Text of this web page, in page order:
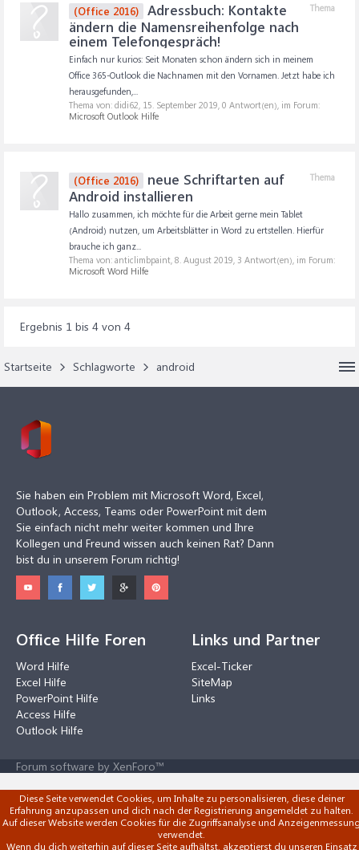
Thema
(Office 2016)
Adressbuch: Kontakte
ändern die Namensreihenfolge nach
einem Telefongespräch!
Einfach nur kurios: Seit Monaten schon ändern sich in meinem
Office 365-Outlook die Nachnamen mit den Vornamen. Jetzt habe ich
herausgefunden,...
Thema von: didi62, 15. September 2019, 0 Antwort(en), im Forum:
Microsoft Outlook Hilfe
Thema
(Office 2016)
neue Schriftarten auf
Android installieren
Hallo zusammen, ich möchte für die Arbeit gerne mein Tablet
(Android) nutzen, um Arbeitsblätter in Word zu ertstellen. Hierfür
brauche ich ganz...
Thema von: anticlimbpaint, 8. August 2019, 3 Antwort(en), im Forum:
Microsoft Word Hilfe
Ergebnis 1 bis 4 von 4
Startseite Schlagworte android
Sie haben ein Problem mit Microsoft Word, Excel,
Outlook, Access, Teams oder PowerPoint mit dem
Sie einfach nicht mehr weiter kommen und Ihre
Kollegen und Freund wissen auch keinen Rat? Dann
bist du in unserem Forum richtig!
Office Hilfe Foren
Word Hilfe
Excel Hilfe
PowerPoint Hilfe
Access Hilfe
Outlook Hilfe
Links und Partner
Excel-Ticker
SiteMap
Links
Forum software by XenForo™
Diese Seite verwendet Cookies, um Inhalte zu personalisieren, diese deiner
Erfahrung anzupassen und dich nach der Registrierung angemeldet zu halten.
Auf dieser Website werden Cookies für die Zugriffsanalyse und
verwendet.
Wenn du dich weiterhin auf dieser Seite aufhältst, akzeptierst du unseren Einsatz